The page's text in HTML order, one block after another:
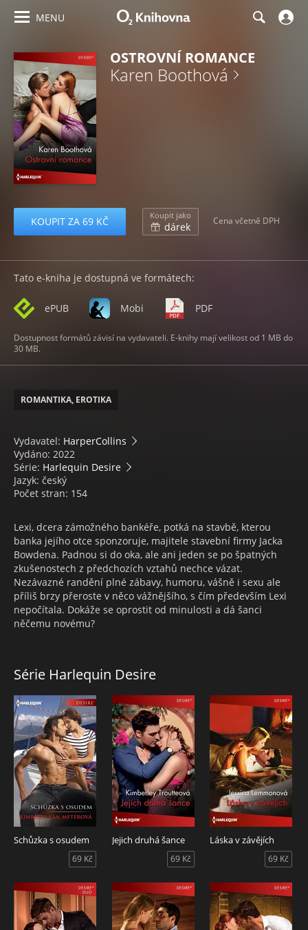
MENU
OSTROVNÍ ROMANCE
Karen Boothová
KOUPIT ZA 69 KČ Koupit jako
dárek Cena včetně DPH
Tato e-kniha je dostupná ve formátech:
ePUB Mobi PDF
Dostupnost formátů závisí na vydavateli. E-knihy mají velikost od 1 MB do
30 MB.
ROMANTIKA, EROTIKA
Vydavatel: HarperCollins
Vydáno: 2022
Série: Harlequin Desire
Jazyk: český
Počet stran: 154
Lexi, dcera zámožného bankéře, potká na stavbě, kterou
banka jejího otce sponzoruje, majitele stavební firmy Jacka
Bowdena. Padnou si do oka, ale ani jeden se po špatných
zkušenostech z předchozích vztahů nechce vázat.
Nezávazné randění plné zábavy, humoru, vášně i sexu ale
příliš brzy přeroste v něco vážnějšího, s čím především Lexi
nepočítala. Dokáže se oprostit od minulosti a dá šanci
něčemu novému?
Série Harlequin Desire
Schůzka s osudem
69 Kč
Jejich druhá šance
69 Kč
Láska v závějích
69 Kč